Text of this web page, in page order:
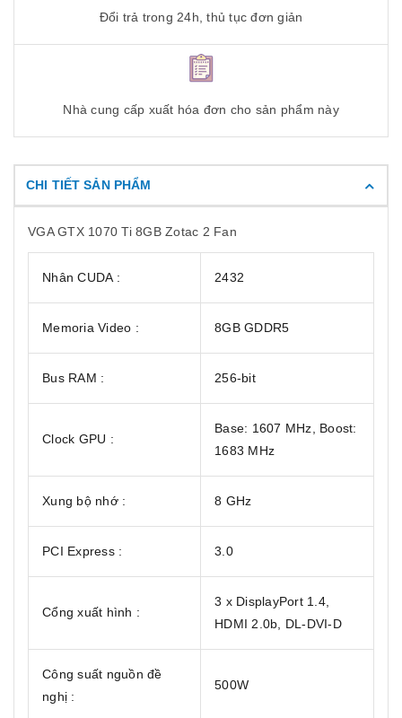
Đổi trả trong 24h, thủ tục đơn giản
Nhà cung cấp xuất hóa đơn cho sản phẩm này
CHI TIẾT SẢN PHẨM
VGA GTX 1070 Ti 8GB Zotac 2 Fan
Nhân CUDA : 2432
Memoria Video : 8GB GDDR5
Bus RAM : 256-bit
Clock GPU :
Base: 1607 MHz, Boost:
1683 MHz
Xung bộ nhớ : 8 GHz
PCI Express : 3.0
Cổng xuất hình :
3 x DisplayPort 1.4,
HDMI 2.0b, DL-DVI-D
Công suất nguồn đề
nghị :
500W